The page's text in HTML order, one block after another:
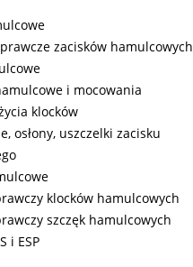
zacisków hamulcowych
i mocowania
klocków
osłony, uszczelki zacisku
klocków hamulcowych
szczęk hamulcowych
i ESP